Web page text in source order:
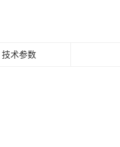
技术参数